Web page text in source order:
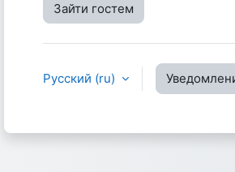
Зайти гостем
Русский ‎(ru)‎